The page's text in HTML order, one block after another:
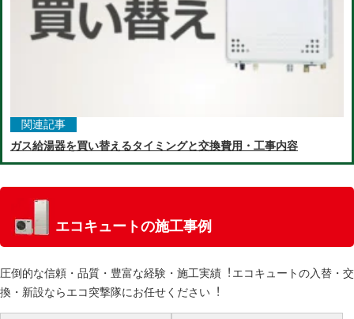
関連記事
ガス給湯器を買い替えるタイミングと交換費用・工事内容
エコキュートの施工事例
圧倒的な信頼・品質・豊富な経験・施⼯実績︕エコキュートの⼊替・交
換・新設ならエコ突撃隊にお任せください︕